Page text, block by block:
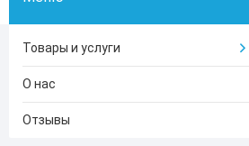
Товары и услуги
О нас
Отзывы